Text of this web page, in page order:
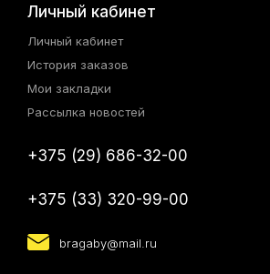
Личный кабинет
Личный кабинет
История заказов
Мои закладки
Рассылка новостей
+375 (29) 686-32-00
+375 (33) 320-99-00
bragaby@mail.ru